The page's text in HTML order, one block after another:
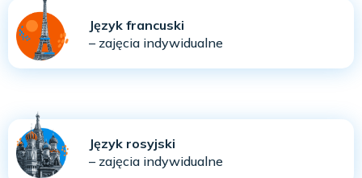
Język francuski
– zajęcia indywidualne
Język rosyjski
– zajęcia indywidualne